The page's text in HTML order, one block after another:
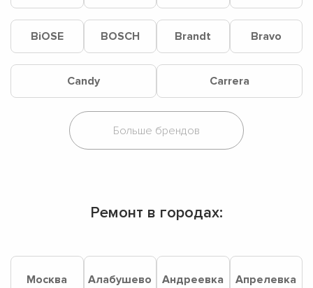
BiOSE BOSCH Brandt Bravo
Candy Carrera
Ремонт в городах:
Москва Алабушево Андреевка Апрелевка